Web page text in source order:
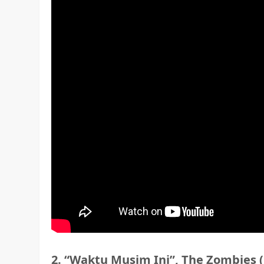
2. “Waktu Musim Ini”, The Zombies